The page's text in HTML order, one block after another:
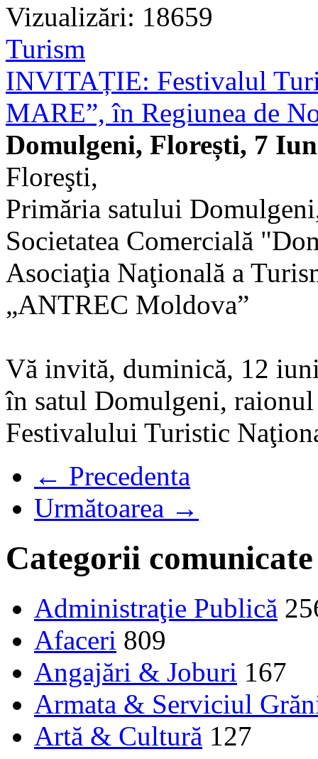
Vizualizări: 18659
Turism
INVITAȚIE: Festivalul
MARE”, în Regiunea de
Domulgeni, Florești, 7
Floreşti,
Primăria satului
Societatea Comercială
Asociaţia Naţională a
„ANTREC Moldova”
Vă invită, duminică, 12
în satul Domulgeni,
Festivalului Turistic
← Precedenta
Următoarea →
Categorii comunicate
Administraţie Publică
Afaceri 809
Angajări & Joburi 167
Armata & Serviciul
Artă & Cultură 127